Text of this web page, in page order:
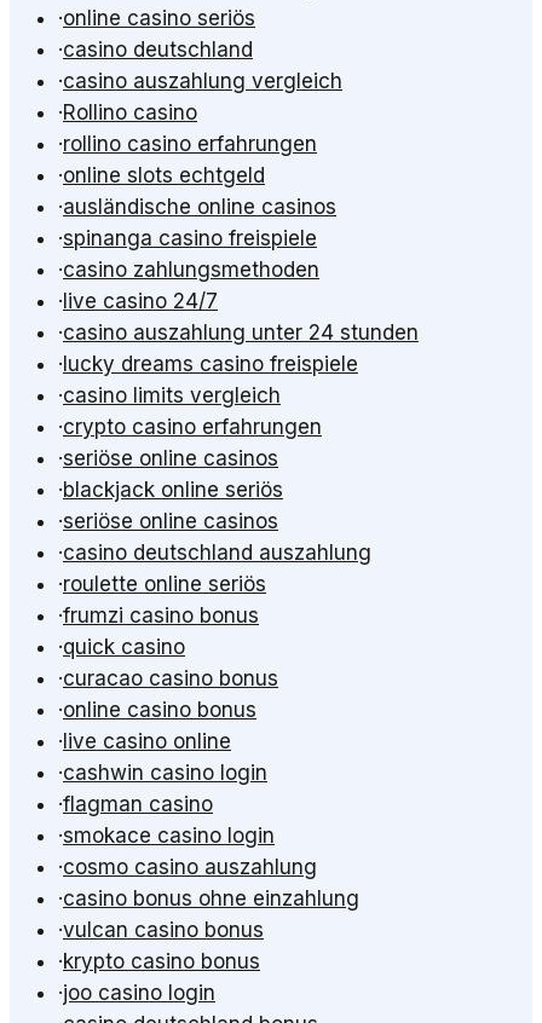
·online casino seriös
·casino deutschland
·casino auszahlung vergleich
·Rollino casino
·rollino casino erfahrungen
·online slots echtgeld
·ausländische online casinos
·spinanga casino freispiele
·casino zahlungsmethoden
·live casino 24/7
·casino auszahlung unter 24 stunden
·lucky dreams casino freispiele
·casino limits vergleich
·crypto casino erfahrungen
·seriöse online casinos
·blackjack online seriös
·seriöse online casinos
·casino deutschland auszahlung
·roulette online seriös
·frumzi casino bonus
·quick casino
·curacao casino bonus
·online casino bonus
·live casino online
·cashwin casino login
·flagman casino
·smokace casino login
·cosmo casino auszahlung
·casino bonus ohne einzahlung
·vulcan casino bonus
·krypto casino bonus
·joo casino login